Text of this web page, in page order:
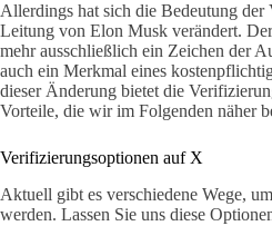
Allerdings hat sich die Bedeutung der
Leitung von Elon Musk verändert.
mehr ausschließlich ein Zeichen der
auch ein Merkmal eines
dieser Änderung bietet die
Vorteile, die wir im Folgenden näher
Verifizierungsoptionen auf X
Aktuell gibt es verschiedene Wege,
werden. Lassen Sie uns diese